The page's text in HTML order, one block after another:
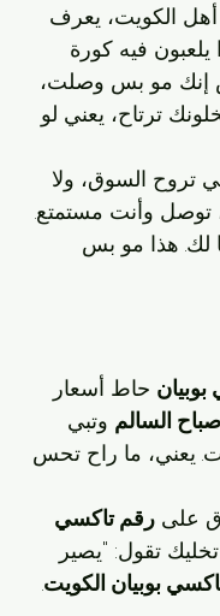
الكويت، يعرف
فيه كورة
إنك مو بس وصلت،
ترتاح، يعني لو
تروح السوق، ولا
وأنت مستمتع.
لك. هذا مو بس
حاط أسعار
صباح السالم وتبي
يعني، ما راح تحس
على رقم تاكسي
تقول: "يصير
بوبيان الكويت.